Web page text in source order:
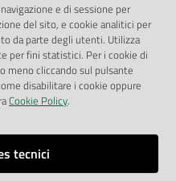
e di sessione per
del sito, e cookie analitici per
da parte degli utenti. Utilizza
per fini statistici. Per i cookie di
meno cliccando sul pulsante
disabilitare i cookie oppure
Cookie Policy.
tecnici